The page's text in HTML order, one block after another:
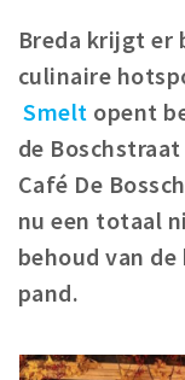
Zorgverzekering
Huisarts en
Q&A
KORTING
Breda Student
Draai aan het rad!
Sport
Breda krijgt er
culinaire
Smelt opent
de
Café De
nu een totaal
behoud van
pand.